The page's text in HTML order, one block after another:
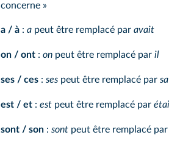
concerne »
a / à : a peut être remplacé par avait
on / ont : on peut être remplacé par il
ses / ces : ses peut être remplacé par
est / et : est peut être remplacé par
sont / son : sont peut être remplacé par